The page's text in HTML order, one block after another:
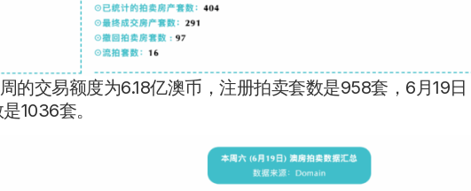
的交易额度为6.18亿澳币，注册拍卖套数是958套，6月19日
1036套。